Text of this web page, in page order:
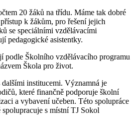
20 žáků na třídu. Máme tak dobré
k žákům, pro řešení jejich
se speciálními vzdělávacími
pedagogické asistentky.
podle Školního vzdělávacího programu
Škola pro život.
institucemi. Významná je
které finančně podporuje školní
a vybavení učeben. Této spolupráce
s místní TJ Sokol